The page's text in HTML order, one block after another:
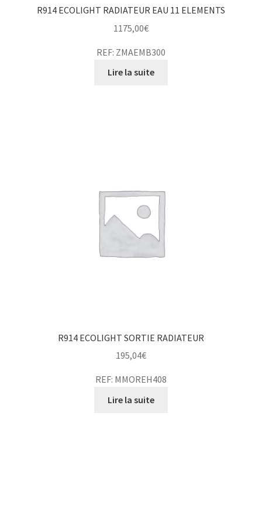
R914 ECOLIGHT RADIATEUR EAU 11 ELEMENTS
1175,00€
REF: ZMAEMB300
Lire la suite
R914 ECOLIGHT SORTIE RADIATEUR
195,04€
REF: MMOREH408
Lire la suite